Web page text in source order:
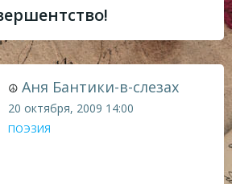
☮ Аня Бантики-в-слезах
20 октября, 2009 14:00
ПОЭЗИЯ